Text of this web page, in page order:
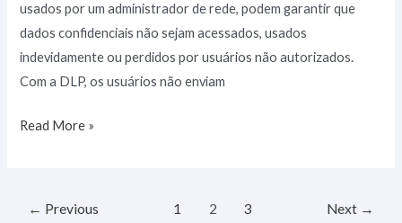
usados por um administrador de rede, podem garantir que
dados confidenciais não sejam acessados, usados
indevidamente ou perdidos por usuários não autorizados.
Com a DLP, os usuários não enviam
Read More »
← Previous 1 2 3 Next →